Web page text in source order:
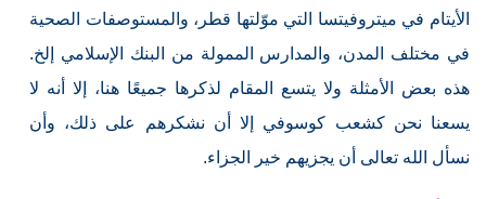
الأيتام في ميتروفيتسا التي موّلتها قطر، والمستوصفات الصحية
في مختلف المدن، والمدارس الممولة من البنك الإسلامي إلخ.
هذه بعض الأمثلة ولا يتسع المقام لذكرها جميعًا هنا، إلا أنه لا
يسعنا نحن كشعب كوسوفي إلا أن نشكرهم على ذلك، وأن
نسأل الله تعالى أن يجزيهم خير الجزاء.